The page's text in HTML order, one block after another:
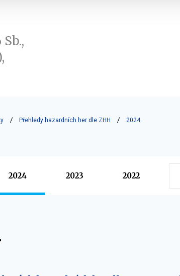
Přehledy hazardních her dle ZHH 2024
2024 2023 2022